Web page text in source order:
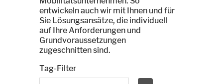
entwickeln auch wir mit Ihnen und für
Sie Lösungsansätze, die individuell
auf Ihre Anforderungen und
Grundvoraussetzungen
zugeschnitten sind.
Tag-Filter